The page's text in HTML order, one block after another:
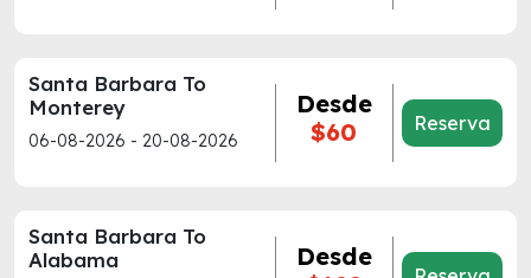
Santa Barbara To
Monterey
06-08-2026 - 20-08-2026
Desde
$60
Reserva
Santa Barbara To
Alabama
Desde